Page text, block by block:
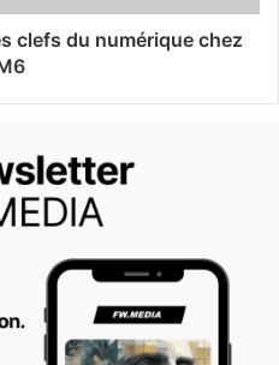
clefs du numérique chez